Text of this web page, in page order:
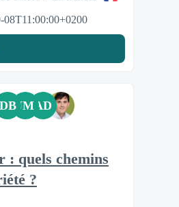
08T11:00:00+0200
DB JM AD
: quels chemins
?